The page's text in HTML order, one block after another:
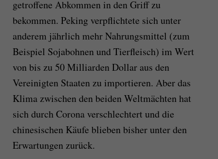
getroffene Abkommen in den Griff zu
bekommen. Peking verpflichtete sich unter
anderem jährlich mehr Nahrungsmittel (zum
Beispiel Sojabohnen und Tierfleisch) im Wert
von bis zu 50 Milliarden Dollar aus den
Vereinigten Staaten zu importieren. Aber das
Klima zwischen den beiden Weltmächten hat
sich durch Corona verschlechtert und die
chinesischen Käufe blieben bisher unter den
Erwartungen zurück.